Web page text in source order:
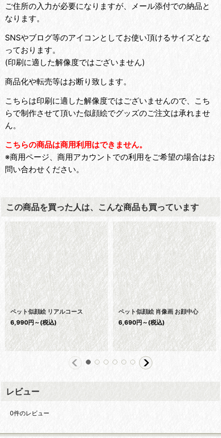
ご住所の入力が必要になりますが、メール添付での納品と
なります。
SNSやブログ等のアイコンとしてお使い頂けるサイズとな
っております。
(印刷に適した解像度ではございません)
商品化や転売等はお断り致します。
こちらは印刷に適した解像度ではございませんので、こち
らで制作させて頂いた似顔絵でグッズのご注文は承れませ
ん。
こちらの商品は商用利用はできません。
※商用ページ、商用アカウントでの利用をご希望の場合はお
問い合わせください。
この商品を買った人は、こんな商品も買っています
ペット似顔絵 リアルコース
6,990円～(税込)
ペット似顔絵 肖像画 お顔中心
6,690円～(税込)
レビュー
0件のレビュー